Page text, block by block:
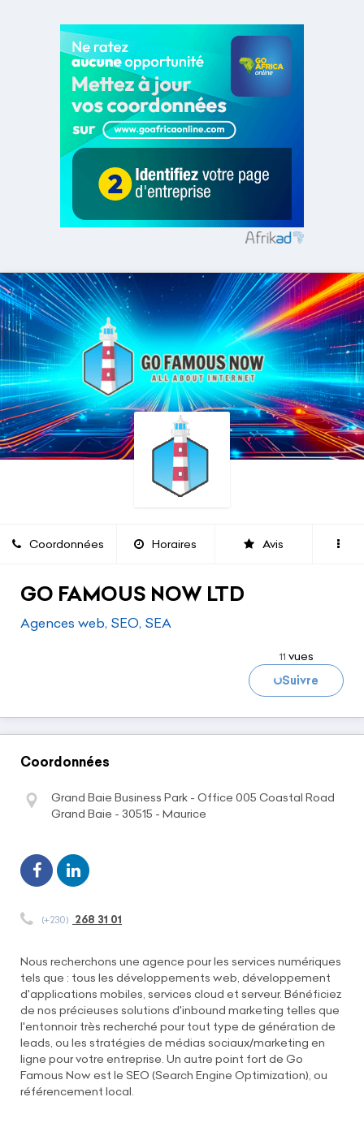
Coordonnées Horaires Avis
GO FAMOUS NOW LTD
Agences web, SEO, SEA
11 vues
Chargement...
Suivre
Coordonnées
Grand Baie Business Park - Office 005 Coastal Road
Grand Baie - 30515 - Maurice
(+230) 268 31 01
Nous recherchons une agence pour les services numériques
tels que : tous les développements web, développement
d'applications mobiles, services cloud et serveur. Bénéficiez
de nos précieuses solutions d'inbound marketing telles que
l'entonnoir très recherché pour tout type de génération de
leads, ou les stratégies de médias sociaux/marketing en
ligne pour votre entreprise. Un autre point fort de Go
Famous Now est le SEO (Search Engine Optimization), ou
référencement local.